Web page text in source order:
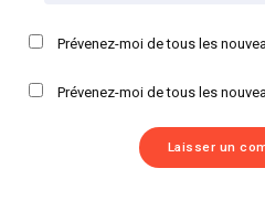
Prévenez-moi de tous les
Prévenez-moi de tous les